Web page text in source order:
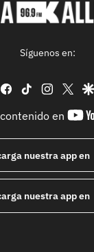
Síguenos en:
facebook
tiktok
en
nuestra app en
nuestra app en